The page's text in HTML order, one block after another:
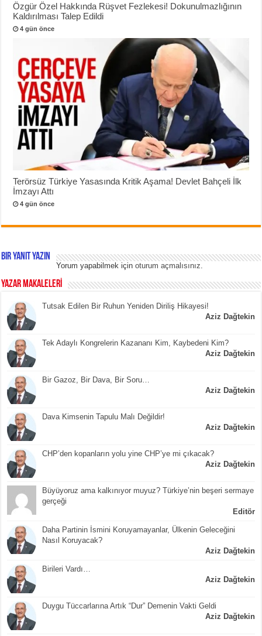
Özgür Özel Hakkında Rüşvet Fezlekesi! Dokunulmazlığının
Kaldırılması Talep Edildi
4 gün önce
Terörsüz Türkiye Yasasında Kritik Aşama! Devlet Bahçeli İlk
İmzayı Attı
4 gün önce
Bir yanıt yazın
Yorum yapabilmek içinoturum açmalısınız
YAZAR MAKALELERİ
Tutsak Edilen Bir Ruhun Yeniden Diriliş Hikayesi!
Aziz Dağtekin
Tek Adaylı Kongrelerin Kazananı Kim, Kaybedeni Kim?
Aziz Dağtekin
Bir Gazoz, Bir Dava, Bir Soru…
Aziz Dağtekin
Dava Kimsenin Tapulu Malı Değildir!
Aziz Dağtekin
CHP’den kopanların yolu yine CHP’ye mi çıkacak?
Aziz Dağtekin
Büyüyoruz ama kalkınıyor muyuz? Türkiye’nin beşeri sermaye
gerçeği
Editör
Daha Partinin İsmini Koruyamayanlar, Ülkenin Geleceğini
Nasıl Koruyacak?
Aziz Dağtekin
Birileri Vardı…
Aziz Dağtekin
Duygu Tüccarlarına Artık “Dur” Demenin Vakti Geldi
Aziz Dağtekin